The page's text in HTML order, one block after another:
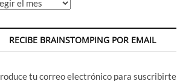
RECIBE BRAINSTOMPING POR EMAIL
tu correo electrónico para suscribirte